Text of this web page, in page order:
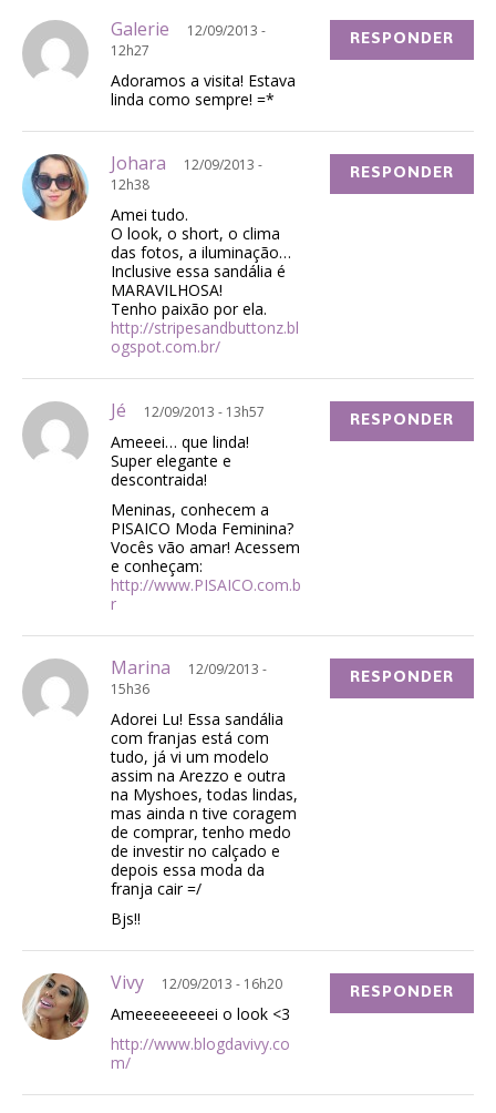
Galerie
12/09/2013 -
12h27
Adoramos a visita! Estava
linda como sempre! =*
RESPONDER
Johara
12/09/2013 -
12h38
Amei tudo.
O look, o short, o clima
das fotos, a iluminação…
Inclusive essa sandália é
MARAVILHOSA!
Tenho paixão por ela.
http://stripesandbuttonz.bl
ogspot.com.br/
RESPONDER
Jé 12/09/2013 - 13h57
Ameeei… que linda!
Super elegante e
descontraida!
Meninas, conhecem a
PISAICO Moda Feminina?
Vocês vão amar! Acessem
e conheçam:
http://www.PISAICO.com.b
r
RESPONDER
Marina
12/09/2013 -
15h36
Adorei Lu! Essa sandália
com franjas está com
tudo, já vi um modelo
assim na Arezzo e outra
na Myshoes, todas lindas,
mas ainda n tive coragem
de comprar, tenho medo
de investir no calçado e
depois essa moda da
franja cair =/
Bjs!!
RESPONDER
Vivy 12/09/2013 - 16h20
Ameeeeeeeeei o look <3
http://www.blogdavivy.co
m/
RESPONDER